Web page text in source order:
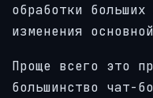
обработки
изменения
Проще всего это
большинство чат-